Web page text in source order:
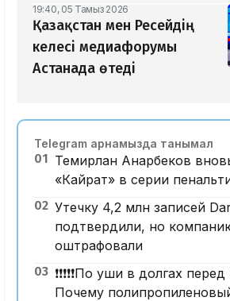
19:40, 05 Тамыз 2026
Қазақстан мен Ресейдің
келесі медиафорумы
Астанада өтеді
Telegram арнамызда танымал
01 Темирлан Анарбеков
«Кайрат» в серии
02 Утечку 4,2 млн записей
подтвердили, но
оштрафовали
03 ❗️❗️❗️❗️❗️По уши в долгах
Почему